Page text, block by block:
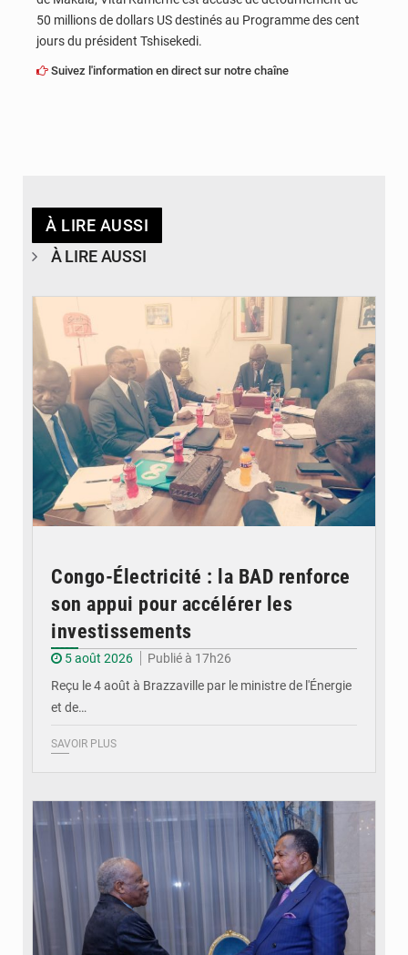
50 millions de dollars US destinés au Programme des cent
jours du président Tshisekedi.
Suivez l'information en direct sur notre chaîne
À LIRE AUSSI
À LIRE AUSSI
Congo-Électricité : la BAD renforce
son appui pour accélérer les
investissements
5 août 2026
Publié à 17h26
Reçu le 4 août à Brazzaville par le ministre de l'Énergie
et de…
SAVOIR PLUS